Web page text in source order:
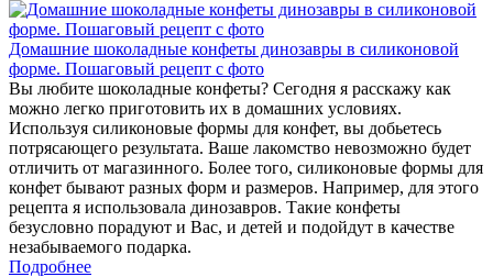
Домашние шоколадные конфеты динозавры в силиконовой
форме. Пошаговый рецепт с фото
Вы любите шоколадные конфеты? Сегодня я расскажу как
можно легко приготовить их в домашних условиях.
Используя силиконовые формы для конфет, вы добьетесь
потрясающего результата. Ваше лакомство невозможно будет
отличить от магазинного. Более того, силиконовые формы для
конфет бывают разных форм и размеров. Например, для этого
рецепта я использовала динозавров. Такие конфеты
безусловно порадуют и Вас, и детей и подойдут в качестве
незабываемого подарка.
Подробнее